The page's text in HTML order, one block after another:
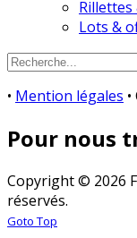
Rillettes
Lots &
• Mention légales
Pour nous
Copyright © 2026
réservés.
Goto Top